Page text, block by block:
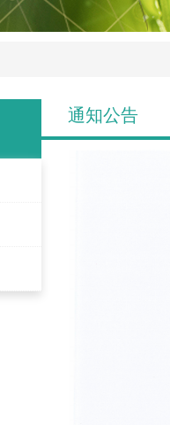
通知公告